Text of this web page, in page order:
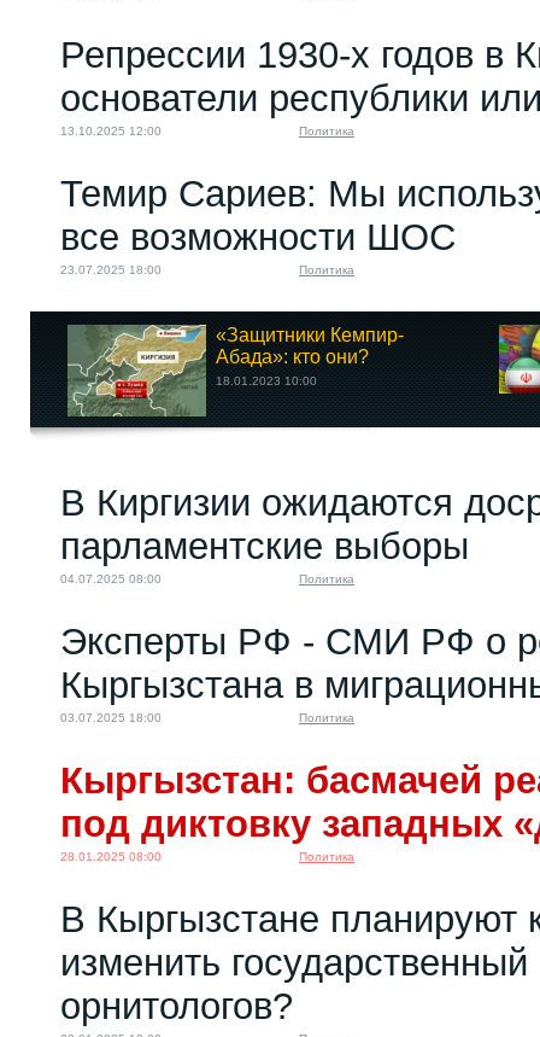
Репрессии 1930-х годов в
основатели республики
13.10.2025 12:00 Политика
Темир Сариев: Мы
все возможности ШОС
23.07.2025 18:00 Политика
«Защитники Кемпир-
Абада»: кто они?
18.01.2023 10:00
В Киргизии ожидаются
парламентские выборы
04.07.2025 08:00 Политика
Эксперты РФ - СМИ РФ о
Кыргызстана в
03.07.2025 18:00 Политика
Кыргызстан: басмачей
под диктовку западных
28.01.2025 08:00 Политика
В Кыргызстане планируют
изменить
орнитологов?